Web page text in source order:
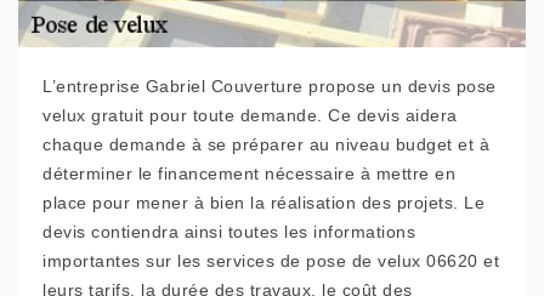
L’entreprise Gabriel Couverture propose un devis pose
velux gratuit pour toute demande. Ce devis aidera
chaque demande à se préparer au niveau budget et à
déterminer le financement nécessaire à mettre en
place pour mener à bien la réalisation des projets. Le
devis contiendra ainsi toutes les informations
importantes sur les services de pose de velux 06620 et
leurs tarifs, la durée des travaux, le coût des